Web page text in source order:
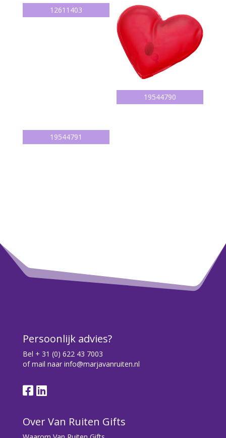
12611403
19544790
19544791
Persoonlijk advies?
Bel + 31 (0) 622 43 7003
of mail naar info@marjavanruiten.nl
Over Van Ruiten Gifts